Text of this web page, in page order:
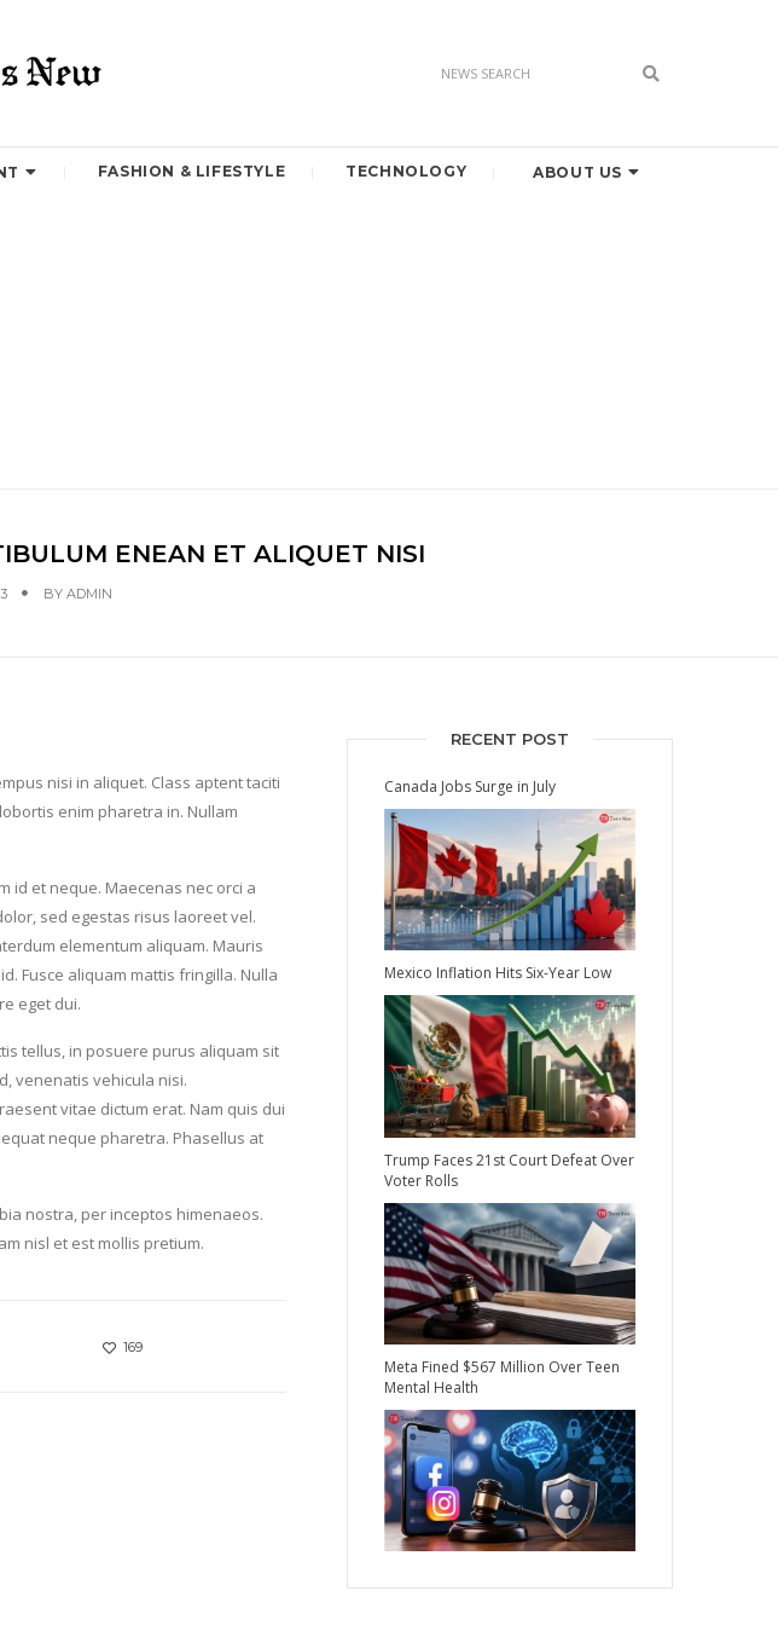
FASHION & LIFESTYLE TECHNOLOGY ABOUT US
ENEAN ET ALIQUET NISI
BY ADMIN
nisi in aliquet. Class aptent taciti
enim pharetra in. Nullam
id et neque. Maecenas nec orci a
sed egestas risus laoreet vel.
elementum aliquam. Mauris
Fusce aliquam mattis fringilla. Nulla
eget dui.
tellus, in posuere purus aliquam sit
venenatis vehicula nisi.
vitae dictum erat. Nam quis dui
neque pharetra. Phasellus at
nostra, per inceptos himenaeos.
nisl et est mollis pretium.
169
RECENT POST
Canada Jobs Surge in July
Mexico Inflation Hits Six-Year Low
Trump Faces 21st Court Defeat Over
Voter Rolls
Meta Fined $567 Million Over Teen
Mental Health